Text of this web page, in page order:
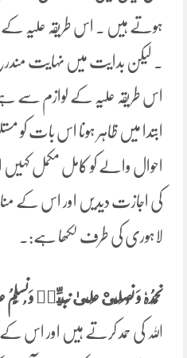
ہوتے ہیں ۔ اس طریقہ علیہ کے
۔ لیکن بدایت میں نہایت
اس طریقہ علیہ کے لوازم سے
ابتدا میں ظاہر ہونا اس بات کو
احوال والے کو کامل مکمل
کی اجازت دیدیں اور اس کے
لاہوری کی طرف لکھا ہے:۔
نَحْمَدُہٗ وَ نُصَلِّىْ عَلىٰنَبِيِّهٖ وَنُسَلِّمُ
اللہ کی حمد کرتے ہیں اور اس کے